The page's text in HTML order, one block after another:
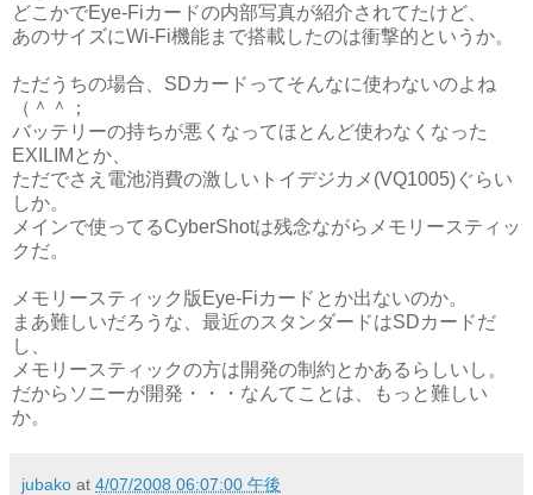
どこかでEye-Fiカードの内部写真が紹介されてたけど、
あのサイズにWi-Fi機能まで搭載したのは衝撃的というか。
ただうちの場合、SDカードってそんなに使わないのよね
（＾＾；
バッテリーの持ちが悪くなってほとんど使わなくなった
EXILIMとか、
ただでさえ電池消費の激しいトイデジカメ(VQ1005)ぐらい
しか。
メインで使ってるCyberShotは残念ながらメモリースティッ
クだ。
メモリースティック版Eye-Fiカードとか出ないのか。
まあ難しいだろうな、最近のスタンダードはSDカードだ
し、
メモリースティックの方は開発の制約とかあるらしいし。
だからソニーが開発・・・なんてことは、もっと難しい
か。
jubako at 4/07/2008 06:07:00 午後